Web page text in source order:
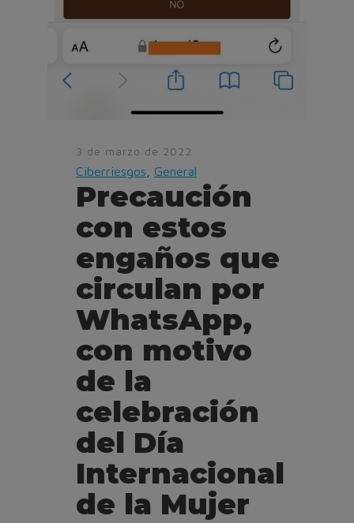
3 de marzo de 2022
Ciberriesgos General
Precaución
con estos
engaños que
circulan por
WhatsApp,
con motivo
de la
celebración
del Día
Internacional
de la Mujer